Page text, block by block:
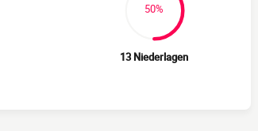
50%
13 Niederlagen